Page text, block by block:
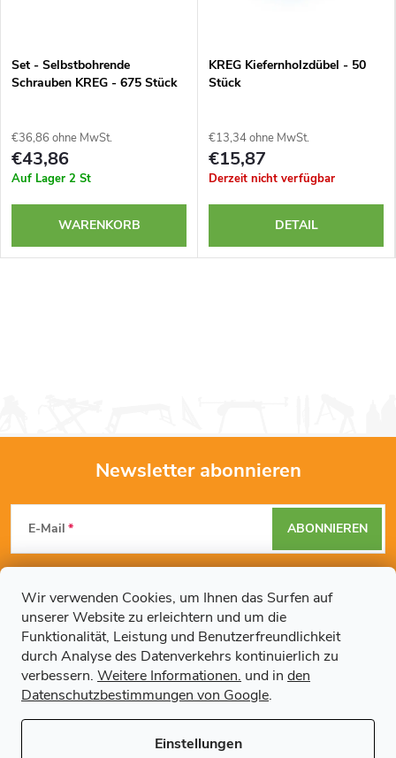
Wir verwenden Cookies, um Ihnen das Surfen auf
unserer Website zu erleichtern und um die
Funktionalität, Leistung und Benutzerfreundlichkeit
durch Analyse des Datenverkehrs kontinuierlich zu
verbessern. Weitere Informationen. und in den
Datenschutzbestimmungen von Google.
Einstellungen
Set - Selbstbohrende
Schrauben KREG - 675 Stück
€36,86 ohne MwSt.
€43,86
Auf Lager 2 St
WARENKORB
KREG Kiefernholzdübel - 50
Stück
€13,34 ohne MwSt.
€15,87
Derzeit nicht verfügbar
DETAIL
F
u
ß
Newsletter abonnieren
E-Mail
Mit der Eingabe Ihrer E-Mail-Adresse erklären Sie sich mit den
Datenschutzbestimmungen
einverstanden.
ABONNIEREN
Weitere Informationen